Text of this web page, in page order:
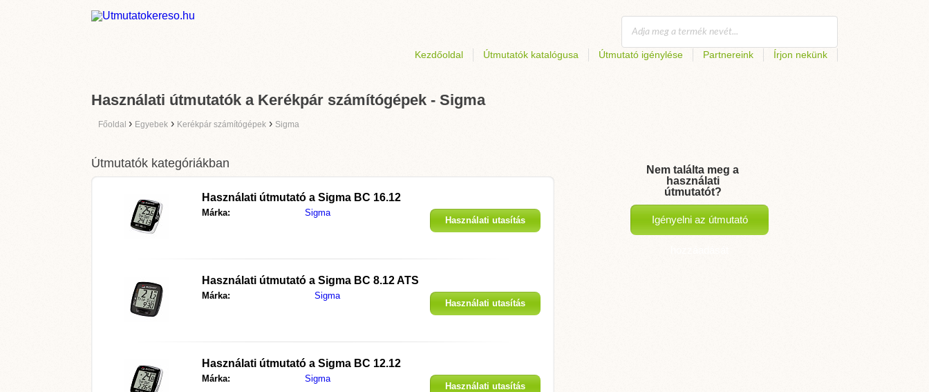
Kezdőoldal Útmutatók katalógusa Útmutató igénylése Partnereink Írjon nekünk
Használati útmutatók a Kerékpár számítógépek - Sigma
Főoldal › Egyebek › Kerékpár számítógépek › Sigma
Útmutatók kategóriákban
Használati útmutató a Sigma BC 16.12
Márka: Sigma
Használati utasítás
Használati útmutató a Sigma BC 8.12 ATS
Márka: Sigma
Használati utasítás
Használati útmutató a Sigma BC 12.12
Márka: Sigma
Használati utasítás
Nem találta meg a
használati
útmutatót?
Igényelni az útmutató